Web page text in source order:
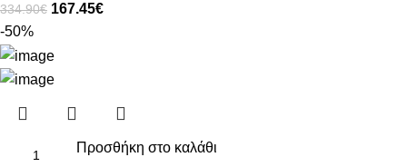
334.90€ 167.45€
-50%
Προσθήκη στο καλάθι